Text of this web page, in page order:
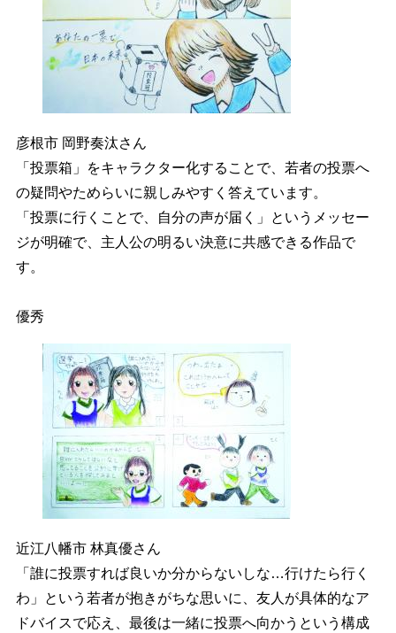
彦根市 岡野奏汰さん
「投票箱」をキャラクター化することで、若者の投票へ
の疑問やためらいに親しみやすく答えています。
「投票に行くことで、自分の声が届く」というメッセー
ジが明確で、主人公の明るい決意に共感できる作品で
す。
優秀
近江八幡市 林真優さん
「誰に投票すれば良いか分からないしな…行けたら行く
わ」という若者が抱きがちな思いに、友人が具体的なア
ドバイスで応え、最後は一緒に投票へ向かうという構成